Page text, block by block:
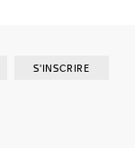
S'INSCRIRE